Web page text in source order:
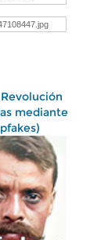
mediante